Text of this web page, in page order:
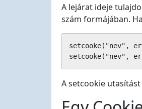
A lejárat ideje
szám formájában.
setcooke("nev",
setcooke("nev",
A setcookie